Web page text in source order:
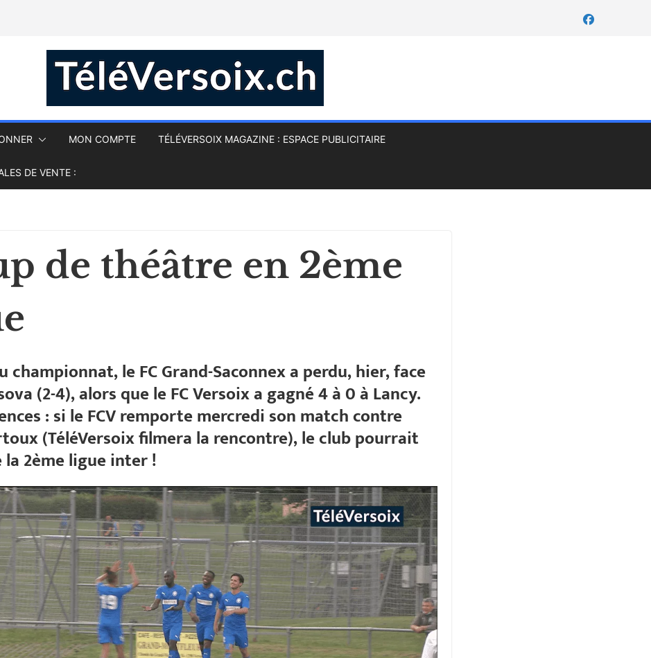
MON COMPTE TÉLÉVERSOIX MAGAZINE : ESPACE PUBLICITAIRE
DE VENTE :
de théâtre en 2ème
championnat, le FC Grand-Saconnex a perdu, hier, face
(2-4), alors que le FC Versoix a gagné 4 à 0 à Lancy.
: si le FCV remporte mercredi son match contre
(TéléVersoix filmera la rencontre), le club pourrait
2ème ligue inter !